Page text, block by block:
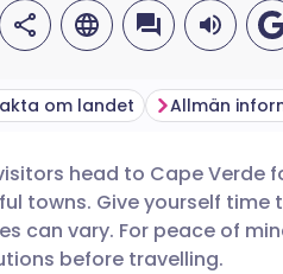
Dela via e-post
Dela via Facebook
🇬🇧 English
🇪🇸 Español
om landet Allmän
head to Cape Verde
towns. Give yourself
can vary. For peace of
before travelling.